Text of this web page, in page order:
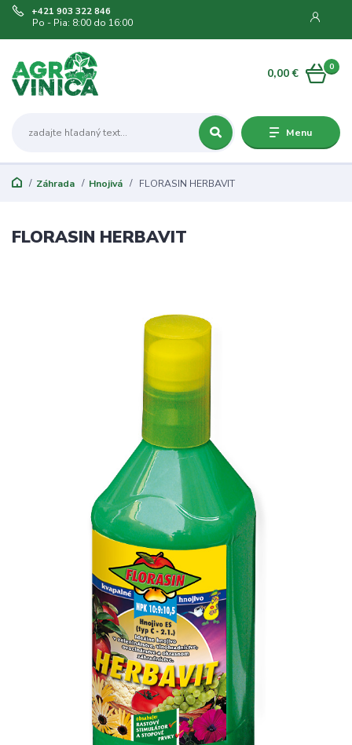
Menu
+421 903 322 846
Po - Pia: 8:00 do 16:00
0
0,00 €
Záhrada Hnojivá FLORASIN HERBAVIT
FLORASIN HERBAVIT